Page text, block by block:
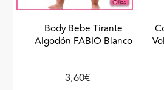
Body Bebe Tirante
Algodón FABIO Blanco
3,60€